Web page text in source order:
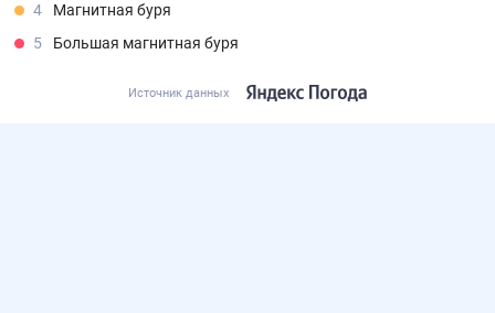
4
Магнитная буря
5
Большая магнитная буря
Источник данных